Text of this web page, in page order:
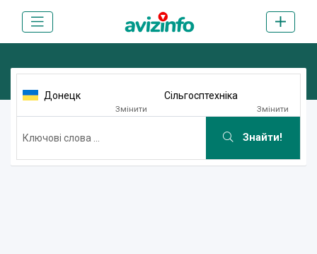
Донецк
Змінити
Сільгосптехніка
Змінити
Знайти!